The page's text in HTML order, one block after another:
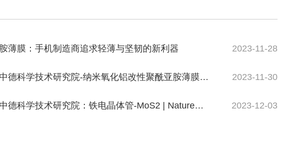
2023-11-28
薄膜：手机制造商追求轻薄与坚韧的新利器
2023-11-30
德科学技术研究院-纳米氧化铝改性聚酰亚胺薄膜制
2023-12-03
德科学技术研究院：铁电晶体管-MoS2 | Nature